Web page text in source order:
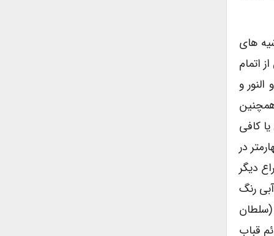
های
اتمام
و
کافی
در
دیگر
رنگ
(سلطان
قباب